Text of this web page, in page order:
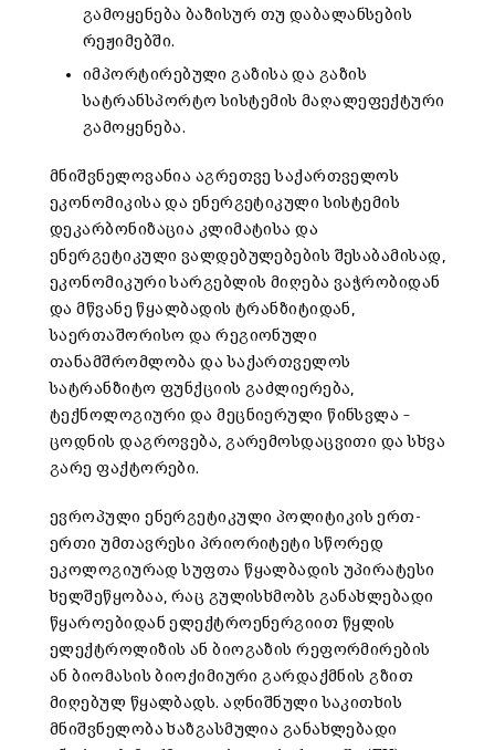
გამოყენება ბაზისურ თუ დაბალანსების
რეჟიმებში.
იმპორტირებული გაზისა და გაზის
სატრანსპორტო სისტემის მაღალეფექტური
გამოყენება.
მნიშვნელოვანია აგრეთვე საქართველოს
ეკონომიკისა და ენერგეტიკული სისტემის
დეკარბონიზაცია კლიმატისა და
ენერგეტიკული ვალდებულებების შესაბამისად,
ეკონომიკური სარგებლის მიღება ვაჭრობიდან
და მწვანე წყალბადის ტრანზიტიდან,
საერთაშორისო და რეგიონული
თანამშრომლობა და საქართველოს
სატრანზიტო ფუნქციის გაძლიერება,
ტექნოლოგიური და მეცნიერული წინსვლა –
ცოდნის დაგროვება, გარემოსდაცვითი და სხვა
გარე ფაქტორები.
ევროპული ენერგეტიკული პოლიტიკის ერთ-
ერთი უმთავრესი პრიორიტეტი სწორედ
ეკოლოგიურად სუფთა წყალბადის უპირატესი
ხელშეწყობაა, რაც გულისხმობს განახლებადი
წყაროებიდან ელექტროენერგიით წყლის
ელექტროლიზის ან ბიოგაზის რეფორმირების
ან ბიომასის ბიოქიმიური გარდაქმნის გზით
მიღებულ წყალბადს. აღნიშნული საკითხის
მნიშვნელობა ხაზგასმულია განახლებადი